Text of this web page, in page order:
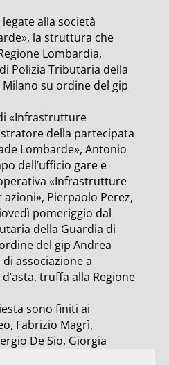
alla società
la struttura che
Lombardia,
Polizia Tributaria della
su ordine del gip
«Infrastrutture
della partecipata
Lombarde», Antonio
dell’ufficio gare e
«Infrastrutture
Pierpaolo Perez,
pomeriggio dal
della Guardia di
del gip Andrea
di associazione a
truffa alla Regione
sono finiti ai
Fabrizio Magrì,
De Sio, Giorgia